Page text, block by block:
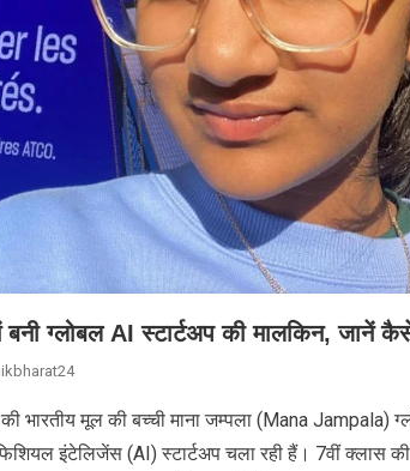
ग्लोबल AI स्टार्टअप की मालकिन, जानें
भारतीय मूल की बच्ची माना जम्पला (Mana Jampala)
इंटेलिजेंस (AI) स्टार्टअप चला रही हैं। 7वीं क्लास